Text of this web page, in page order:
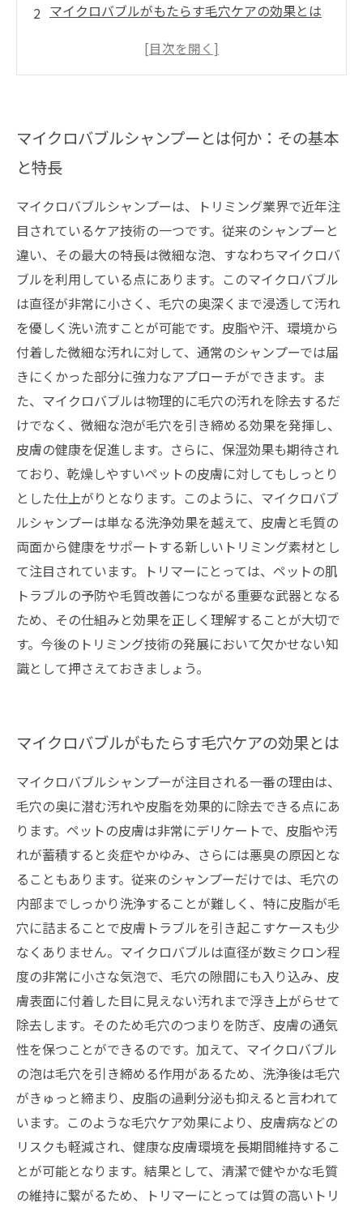
マイクロバブルがもたらす毛穴ケアの効果とは
保湿効果を強化するマイクロバブルシャンプー
マイクロバブルシャンプー導入によるトリミン
グの未来展望
マイクロバブルシャンプーとは何か：その基本
と特長
マイクロバブルシャンプーは、トリミング業界で近年注
目されているケア技術の一つです。従来のシャンプーと
違い、その最大の特長は微細な泡、すなわちマイクロバ
ブルを利用している点にあります。このマイクロバブル
は直径が非常に小さく、毛穴の奥深くまで浸透して汚れ
を優しく洗い流すことが可能です。皮脂や汗、環境から
付着した微細な汚れに対して、通常のシャンプーでは届
きにくかった部分に強力なアプローチができます。ま
た、マイクロバブルは物理的に毛穴の汚れを除去するだ
けでなく、微細な泡が毛穴を引き締める効果を発揮し、
皮膚の健康を促進します。さらに、保湿効果も期待され
ており、乾燥しやすいペットの皮膚に対してもしっとり
とした仕上がりとなります。このように、マイクロバブ
ルシャンプーは単なる洗浄効果を越えて、皮膚と毛質の
両面から健康をサポートする新しいトリミング素材とし
て注目されています。トリマーにとっては、ペットの肌
トラブルの予防や毛質改善につながる重要な武器となる
ため、その仕組みと効果を正しく理解することが大切で
す。今後のトリミング技術の発展において欠かせない知
識として押さえておきましょう。
マイクロバブルがもたらす毛穴ケアの効果とは
マイクロバブルシャンプーが注目される一番の理由は、
毛穴の奥に潜む汚れや皮脂を効果的に除去できる点にあ
ります。ペットの皮膚は非常にデリケートで、皮脂や汚
れが蓄積すると炎症やかゆみ、さらには悪臭の原因とな
ることもあります。従来のシャンプーだけでは、毛穴の
内部までしっかり洗浄することが難しく、特に皮脂が毛
穴に詰まることで皮膚トラブルを引き起こすケースも少
なくありません。マイクロバブルは直径が数ミクロン程
度の非常に小さな気泡で、毛穴の隙間にも入り込み、皮
膚表面に付着した目に見えない汚れまで浮き上がらせて
除去します。そのため毛穴のつまりを防ぎ、皮膚の通気
性を保つことができるのです。加えて、マイクロバブル
の泡は毛穴を引き締める作用があるため、洗浄後は毛穴
がきゅっと締まり、皮脂の過剰分泌も抑えると言われて
います。このような毛穴ケア効果により、皮膚病などの
リスクも軽減され、健康な皮膚環境を長期間維持するこ
とが可能となります。結果として、清潔で健やかな毛質
の維持に繋がるため、トリマーにとっては質の高いトリ